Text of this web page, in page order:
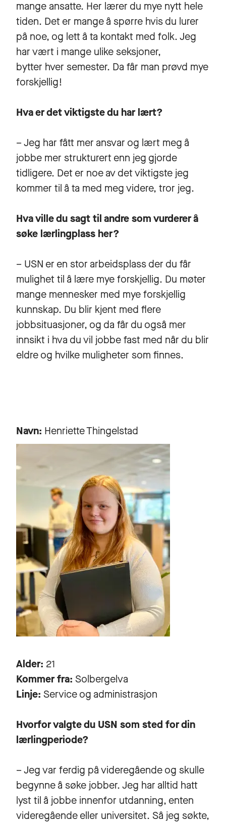
mange ansatte. Her lærer du mye nytt hele
tiden. Det er mange å spørre hvis du lurer
på noe, og lett å ta kontakt med folk. Jeg
har vært i mange ulike seksjoner,
bytter hver semester. Da får man prøvd mye
forskjellig!
Hva er det viktigste du har lært?
– Jeg har fått mer ansvar og lært meg å
jobbe mer strukturert enn jeg gjorde
tidligere. Det er noe av det viktigste jeg
kommer til å ta med meg videre, tror jeg.
Hva ville du sagt til andre som vurderer å
søke lærlingplass her?
– USN er en stor arbeidsplass der du får
mulighet til å lære mye forskjellig. Du møter
mange mennesker med mye forskjellig
kunnskap. Du blir kjent med flere
jobbsituasjoner, og da får du også mer
innsikt i hva du vil jobbe fast med når du blir
eldre og hvilke muligheter som finnes.
Navn: Henriette Thingelstad
Alder: 21
Kommer fra: Solbergelva
Linje: Service og administrasjon
Hvorfor valgte du USN som sted for din
lærlingperiode?
– Jeg var ferdig på videregående og skulle
begynne å søke jobber. Jeg har alltid hatt
lyst til å jobbe innenfor utdanning, enten
videregående eller universitet. Så jeg søkte,